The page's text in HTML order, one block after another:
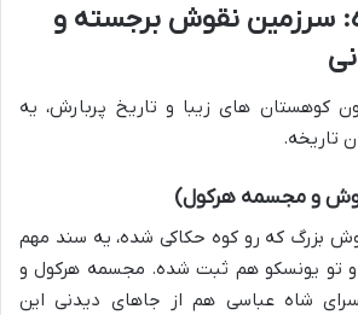
سرزمین نقوش برجسته و
کوهستان های زیبا و تاریخ پربارش، یه
تاریخه.
و مجسمه هرکول)
بزرگ که رو کوه حکاکی شده، یه سند مهم
و تو یونسکو هم ثبت شده. مجسمه هرکول و
شاه عباسی هم از جاهای دیدنی این